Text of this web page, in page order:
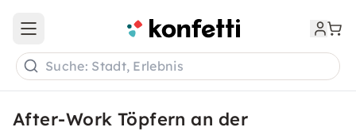
Open main menu
Suche: Stadt, Erlebnis
After-Work Töpfern an der